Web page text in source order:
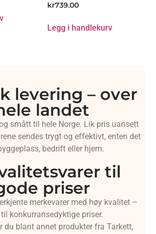
kr739.00
Legg i handlekurv
levering – over
landet
smått til hele Norge. Lik pris uansett
sendes trygt og effektivt, enten det
bedrift eller hjem.
til
priser
merkevarer med høy kvalitet –
konkurransedyktige priser.
du blant annet produkter fra Tarkett,